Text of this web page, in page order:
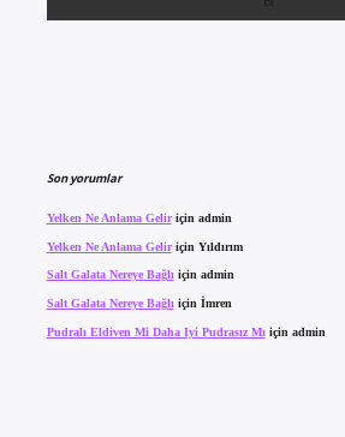
Son yorumlar
Yelken Ne Anlama Geliriçin admin
Yelken Ne Anlama Geliriçin Yıldırım
Salt Galata Nereye Bağlıiçin admin
Salt Galata Nereye Bağlı için İmren
Pudralı Eldiven Mi Daha Iyi Pudrasız Mı için admin